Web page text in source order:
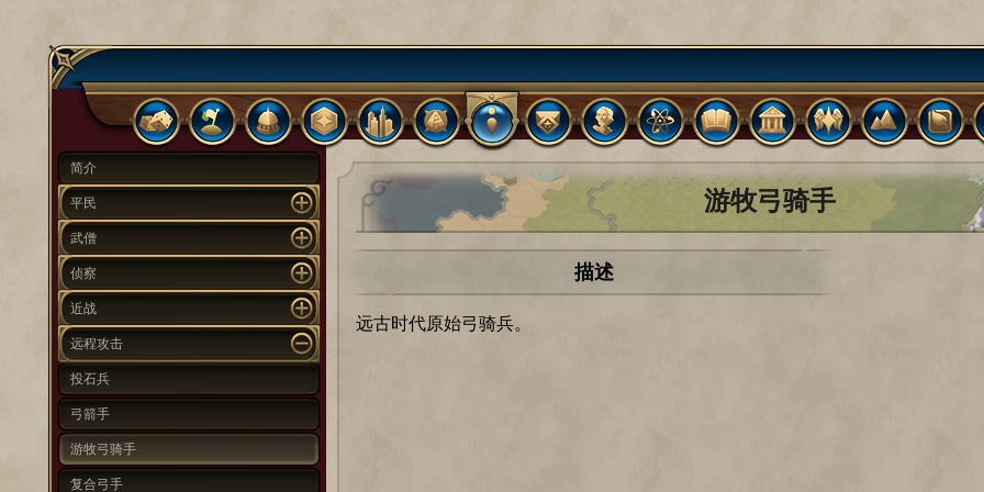
简介
平民
武僧
侦察
近战
远程攻击
投石兵
弓箭手
游牧弓骑手
复合弓手
游牧弓骑手
描述
远古时代原始弓骑兵。